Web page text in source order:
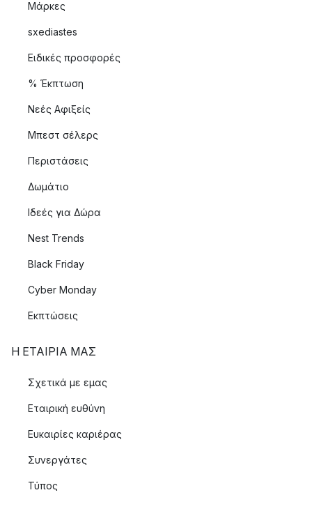
Μάρκες
sxediastes
Ειδικές προσφορές
% Έκπτωση
Νεές Αφιξείς
Μπεστ σέλερς
Περιστάσεις
Δωμάτιο
Ιδεές για Δώρα
Nest Trends
Black Friday
Cyber Monday
Εκπτώσεις
Η ΕΤΑΊΡΙΑ ΜΑΣ
Σχετικά με εμας
Εταιρική ευθύνη
Ευκαιρίες καριέρας
Συνεργάτες
Τύπος